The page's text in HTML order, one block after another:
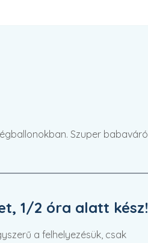
Szuper babaváró
1/2 óra alatt kész!
a felhelyezésük, csak